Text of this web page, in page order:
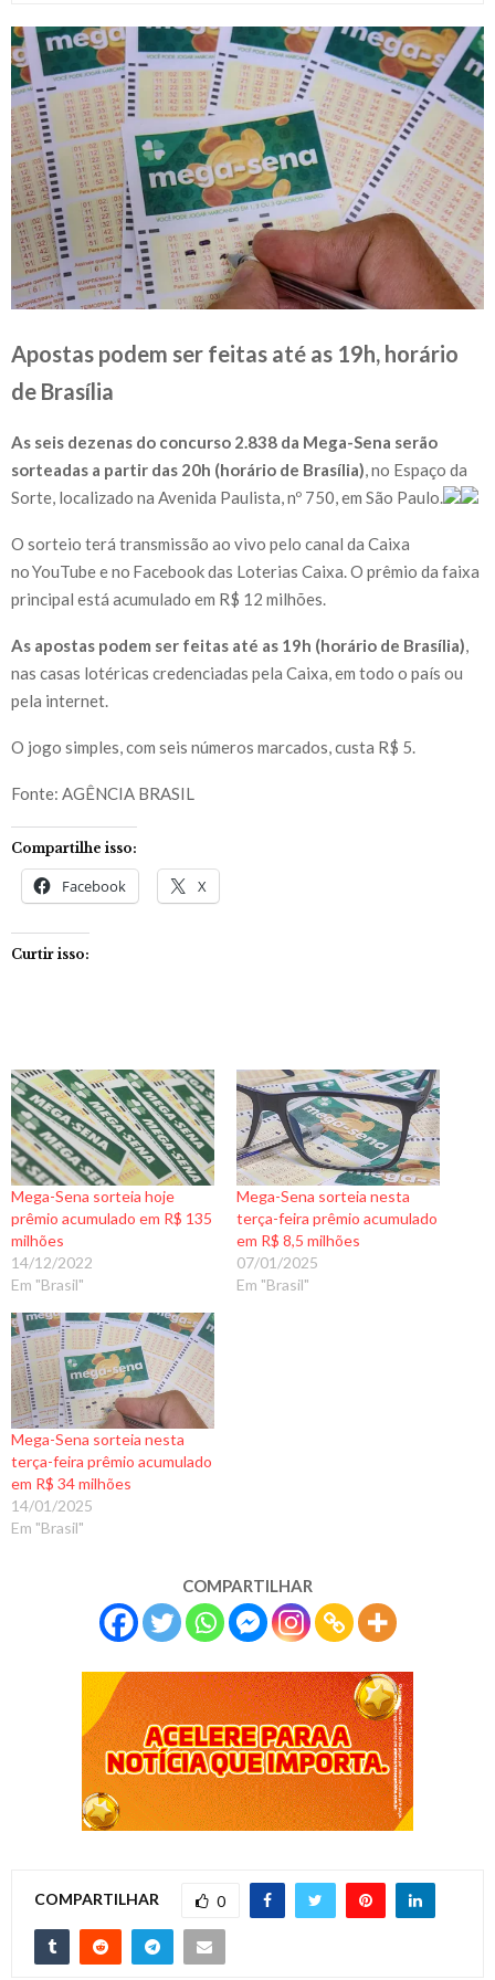
Apostas podem ser feitas até as 19h, horário
de Brasília
As seis dezenas do concurso 2.838 da Mega-Sena serão
sorteadas a partir das 20h (horário de Brasília) , no Espaço da
Sorte, localizado na Avenida Paulista, nº 750, em São Paulo.
O sorteio terá transmissão ao vivo pelo canal da Caixa
no YouTube e no Facebook das Loterias Caixa. O prêmio da faixa
principal está acumulado em R$ 12 milhões.
As apostas podem ser feitas até as 19h (horário de Brasília)
nas casas lotéricas credenciadas pela Caixa, em todo o país ou
pela internet.
O jogo simples, com seis números marcados, custa R$ 5.
Fonte: AGÊNCIA BRASIL
Compartilhe isso:
Facebook X
Curtir isso:
Mega-Sena sorteia hoje
prêmio acumulado em R$ 135
milhões
14/12/2022
Em "Brasil"
Mega-Sena sorteia nesta
terça-feira prêmio acumulado
em R$ 8,5 milhões
07/01/2025
Em "Brasil"
Mega-Sena sorteia nesta
terça-feira prêmio acumulado
em R$ 34 milhões
14/01/2025
Em "Brasil"
COMPARTILHAR
COMPARTILHAR 0